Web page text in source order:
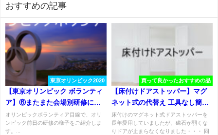
おすすめの記事
東京オリンピック2020
【東京オリンピック ボランティ
ア】⑥またまた会場別研修に行
ってきた
オリンピックボランティア目線で、オリ
ンピック前日の研修の様子をご紹介しま
す。...
買って良かったおすすめの品
【床付けドアストッパー】マグ
ネット式の代替え 工具なし簡単
設置 強風対策
床付けのマグネット式ドアストッパーを
長年愛用していましたが、磁石が弱くな
りドアが止まらなくなりました・・・ 同